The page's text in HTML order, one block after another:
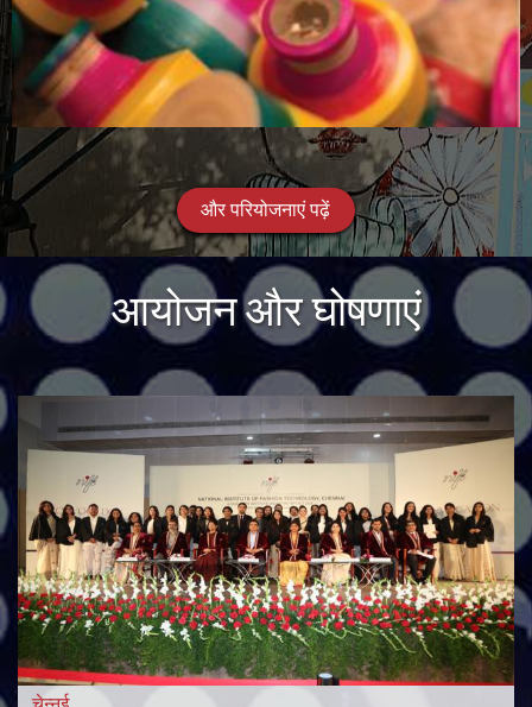
और परियोजनाएं पढ़ें
और विडियो
आयोजन और घोषणाएं